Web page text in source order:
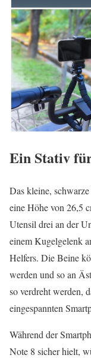
Ein Stativ
Das kleine,
eine Höhe von 26,5
Utensil drei an der
einem Kugelgelenk
Helfers. Die Beine
werden und so an
so verdreht werden,
eingespannten
Während der
Note 8 sicher hielt,